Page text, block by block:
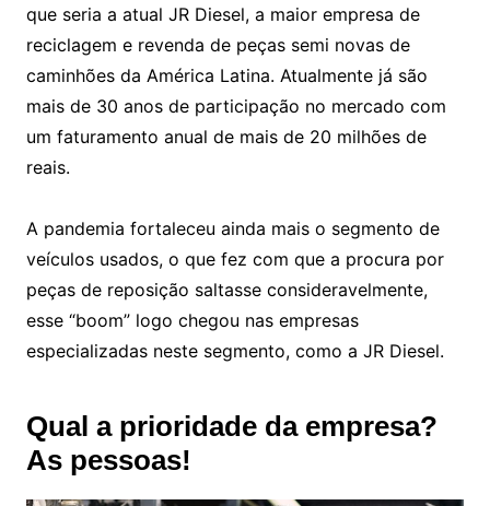
que seria a atual JR Diesel, a maior empresa de
reciclagem e revenda de peças semi novas de
caminhões da América Latina. Atualmente já são
mais de 30 anos de participação no mercado com
um faturamento anual de mais de 20 milhões de
reais.
A pandemia fortaleceu ainda mais o segmento de
veículos usados, o que fez com que a procura por
peças de reposição saltasse consideravelmente,
esse “boom” logo chegou nas empresas
especializadas neste segmento, como a JR Diesel.
Qual a prioridade da empresa?
As pessoas!